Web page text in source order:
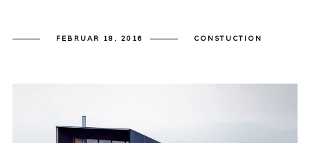
FEBRUAR 18, 2016 CONSTUCTION